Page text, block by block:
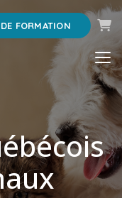
FORMATION